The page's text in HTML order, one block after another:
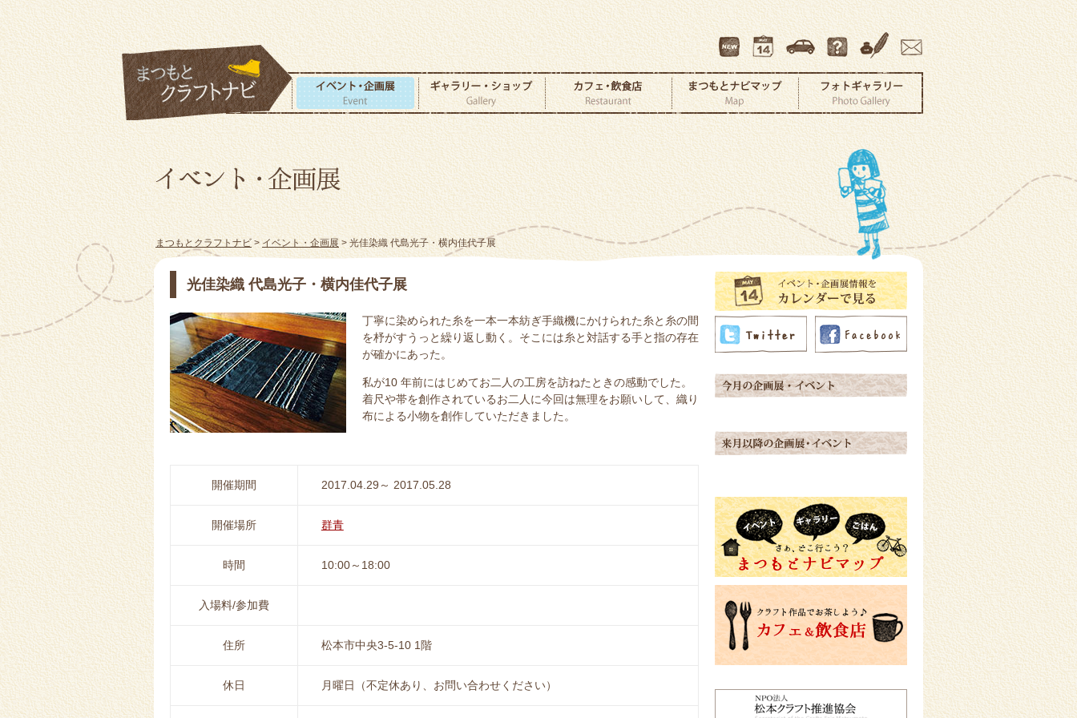
まつもとクラフトナビ > イベント・企画展> 光佳染織 代島光子・横内佳代子展
光佳染織 代島光子・横内佳代子展
丁寧に染められた糸を一本一本紡ぎ手織機にかけられた糸と糸の間
を杼がすうっと繰り返し動く。そこには糸と対話する手と指の存在
が確かにあった。
私が10 年前にはじめてお二人の工房を訪ねたときの感動でした。
着尺や帯を創作されているお二人に今回は無理をお願いして、織り
布による小物を創作していただきました。
開催期間 2017.04.29～ 2017.05.28
開催場所 群青
時間 10:00～18:00
入場料/参加費
住所 松本市中央3-5-10 1階
休日 月曜日（不定休あり、お問い合わせください）